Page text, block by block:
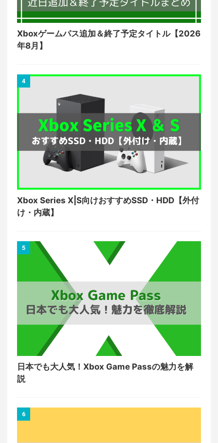
Xboxゲームパス追加＆終了予定タイトル【2026
年8月】
4
Xbox Series X|S向けおすすめSSD・HDD【外付
け・内蔵】
5
日本でも大人気！Xbox Game Passの魅力を解
説
6